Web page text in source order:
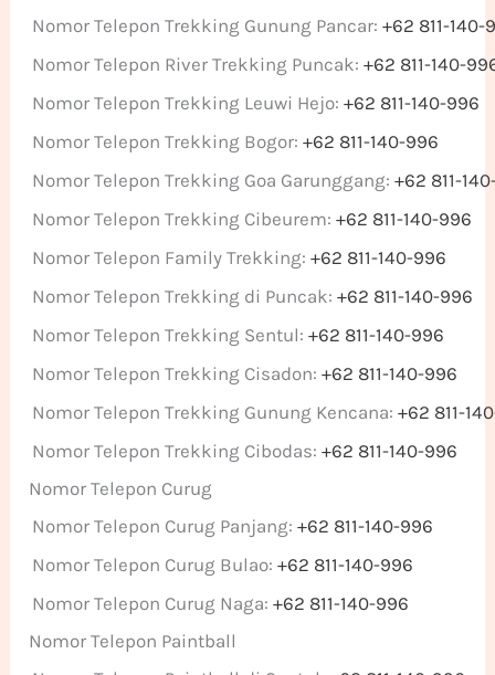
Nomor Telepon Trekking Gunung Pancar: +62 811-140-
Nomor Telepon River Trekking Puncak:+62 811-140-
Nomor Telepon Trekking Leuwi Hejo:+62 811-140-996
Nomor Telepon Trekking Bogor:+62 811-140-996
Nomor Telepon Trekking Goa Garunggang:+62 811-
Nomor Telepon Trekking Cibeurem:+62 811-140-996
Nomor Telepon Family Trekking:+62 811-140-996
Nomor Telepon Trekking di Puncak:+62 811-140-996
Nomor Telepon Trekking Sentul:+62 811-140-996
Nomor Telepon Trekking Cisadon:+62 811-140-996
Nomor Telepon Trekking Gunung Kencana:+62 811-
Nomor Telepon Trekking Cibodas:+62 811-140-996
Nomor Telepon Curug
Nomor Telepon Curug Panjang:+62 811-140-996
Nomor Telepon Curug Bulao:+62 811-140-996
Nomor Telepon Curug Naga:+62 811-140-996
Nomor Telepon Paintball